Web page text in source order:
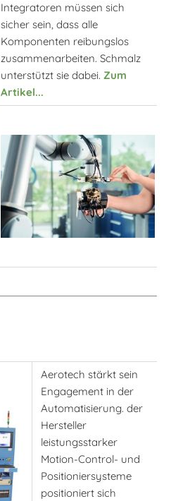
Integratoren müssen sich
sicher sein, dass alle
Komponenten reibungslos
zusammenarbeiten. Schmalz
unterstützt sie dabei. Zum
Artikel...
Aerotech stärkt sein
Engagement in der
Automatisierung. der
Hersteller
leistungsstarker
Motion-Control- und
Positioniersysteme
positioniert sich